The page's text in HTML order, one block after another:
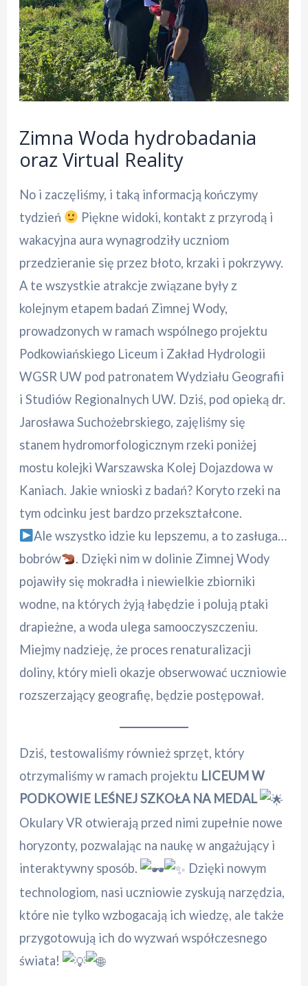
Zimna Woda hydrobadania
oraz Virtual Reality
No i zaczęliśmy, i taką informacją kończymy
tydzień
Piękne widoki, kontakt z przyrodą i
wakacyjna aura wynagrodziły uczniom
przedzieranie się przez błoto, krzaki i pokrzywy.
A te wszystkie atrakcje związane były z
kolejnym etapem badań Zimnej Wody,
prowadzonych w ramach wspólnego projektu
Podkowiańskiego Liceum i Zakład Hydrologii
WGSR UW pod patronatem Wydziału Geografii
i Studiów Regionalnych UW. Dziś, pod opieką dr.
Jarosława Suchożebrskiego, zajęliśmy się
stanem hydromorfologicznym rzeki poniżej
mostu kolejki Warszawska Kolej Dojazdowa w
Kaniach. Jakie wnioski z badań? Koryto rzeki na
tym odcinku jest bardzo przekształcone.
Ale wszystko idzie ku lepszemu, a to zasługa…
bobrów
. Dzięki nim w dolinie Zimnej Wody
pojawiły się mokradła i niewielkie zbiorniki
wodne, na których żyją łabędzie i polują ptaki
drapieżne, a woda ulega samooczyszczeniu.
Miejmy nadzieję, że proces renaturalizacji
doliny, który mieli okazje obserwować uczniowie
rozszerzający geografię, będzie postępował.
Dziś, testowaliśmy również sprzęt, który
otrzymaliśmy w ramach projektu LICEUM W
PODKOWIE LEŚNEJ SZKOŁA NA MEDAL
Okulary VR otwierają przed nimi zupełnie nowe
horyzonty, pozwalając na naukę w angażujący i
interaktywny sposób.
Dzięki nowym
technologiom, nasi uczniowie zyskują narzędzia,
które nie tylko wzbogacają ich wiedzę, ale także
przygotowują ich do wyzwań współczesnego
świata!